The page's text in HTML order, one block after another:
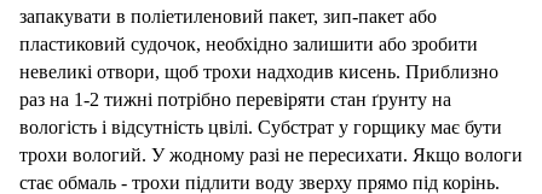
запакувати в поліетиленовий пакет, зип-пакет або
пластиковий судочок, необхідно залишити або зробити
невеликі отвори, щоб трохи надходив кисень. Приблизно
раз на 1-2 тижні потрібно перевіряти стан ґрунту на
вологість і відсутність цвілі. Субстрат у горщику має бути
трохи вологий. У жодному разі не пересихати. Якщо вологи
стає обмаль - трохи підлити воду зверху прямо під корінь.